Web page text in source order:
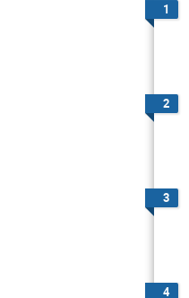
1
2
3
4